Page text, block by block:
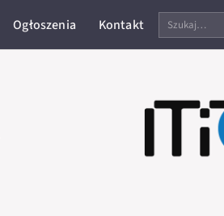
Ogłoszenia Kontakt
Szukaj
na
stronie